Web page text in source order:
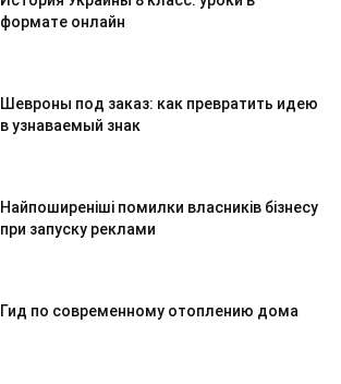
формате онлайн
Шевроны под заказ: как превратить идею
в узнаваемый знак
Найпоширеніші помилки власників бізнесу
при запуску реклами
Гид по современному отоплению дома